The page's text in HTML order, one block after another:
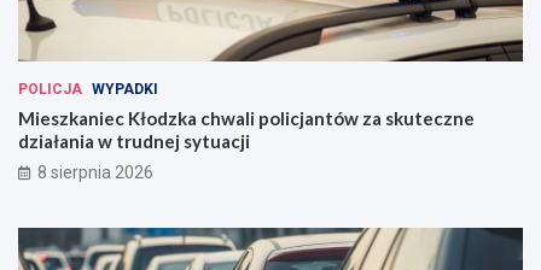
POLICJA WYPADKI
Mieszkaniec Kłodzka chwali policjantów za skuteczne
działania w trudnej sytuacji
8 sierpnia 2026